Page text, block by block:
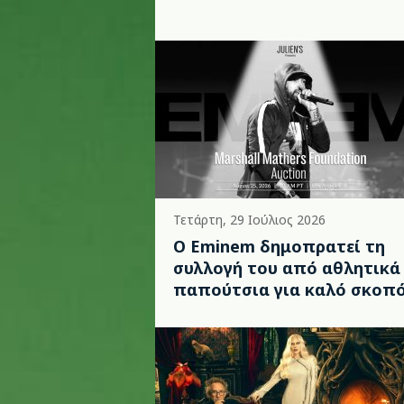
Τετάρτη, 29 Ιούλιος 2026
Ο Eminem δημοπρατεί τη
συλλογή του από αθλητικά
παπούτσια για καλό